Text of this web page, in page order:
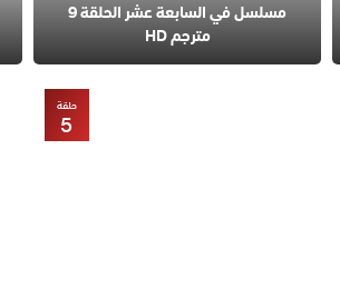
مسلسل في السابعة عشر الحلقة 9
مترجم HD
حلقة
5